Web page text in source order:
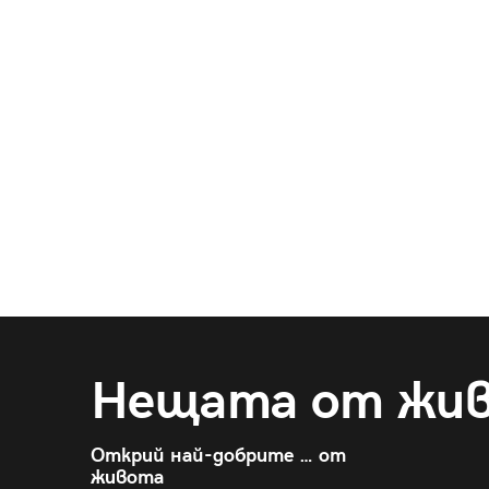
Нещата от
Открий най-добрите … от
живота